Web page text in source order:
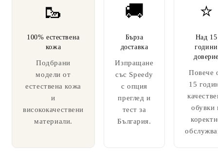
🥾
100% естествена
кожа
Подбрани
модели от
естествена кожа
и
висококачествени
материали.
🚚
Бърза
доставка
Изпращане
със Speedy
с опция
преглед и
тест за
България.
⭐
Над 15
години
Повече
15
обувки